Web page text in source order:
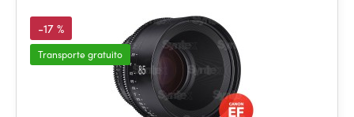
-17 %
Transporte gratuito